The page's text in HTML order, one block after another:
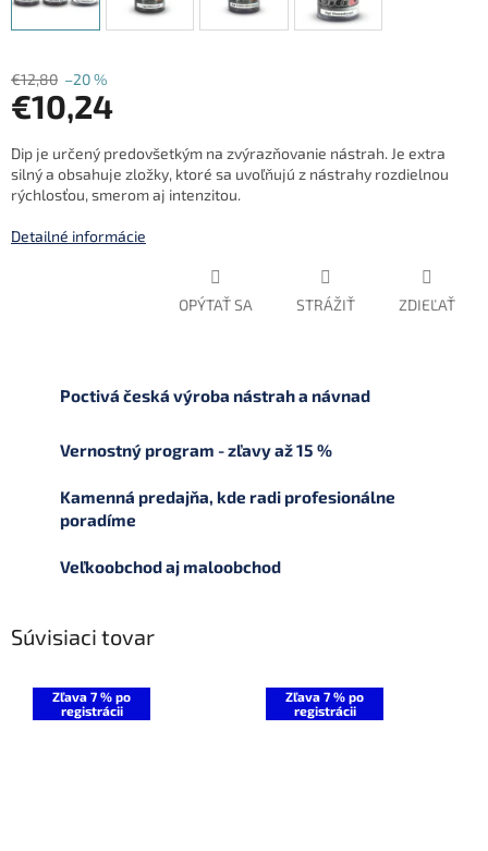
€12,80 –20 %
€10,24
cena:
Dip je určený predovšetkým na zvýrazňovanie nástrah. Je extra
silný a obsahuje zložky, ktoré sa uvoľňujú z nástrahy rozdielnou
rýchlosťou, smerom aj intenzitou.
Detailné informácie
OPÝTAŤ SA STRÁŽIŤ ZDIEĽAŤ
Poctivá česká výroba nástrah a návnad
Vernostný program - zľavy až 15 %
Kamenná predajňa, kde radi profesionálne
poradíme
Veľkoobchod aj maloobchod
Súvisiaci tovar
Zľava 7 % po
registrácii
Zľava 7 % po
registrácii